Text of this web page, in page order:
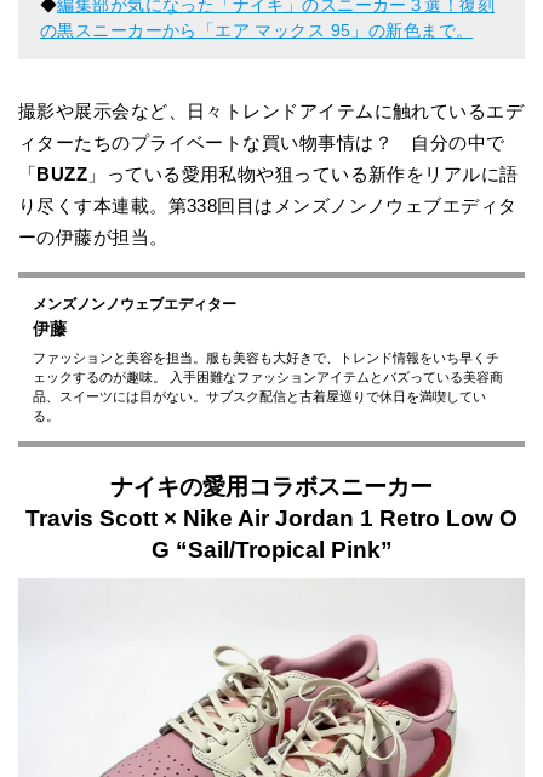
◆編集部が気になった「ナイキ」のスニーカー３選！復刻
の黒スニーカーから「エア マックス 95」の新色まで。
撮影や展示会など、日々トレンドアイテムに触れているエデ
ィターたちのプライベートな買い物事情は？ 自分の中で
「BUZZ 」っている愛用私物や狙っている新作をリアルに語
り尽くす本連載。第338回目はメンズノンノウェブエディタ
ーの伊藤が担当。
メンズノンノウェブエディター
伊藤
ファッションと美容を担当。服も美容も大好きで、トレンド情報をいち早くチ
ェックするのが趣味。 入手困難なファッションアイテムとバズっている美容商
品、スイーツには目がない。サブスク配信と古着屋巡りで休日を満喫してい
る。
ナイキの愛用コラボスニーカー
Travis Scott × Nike Air Jordan 1 Retro Low O
G “Sail/Tropical Pink”